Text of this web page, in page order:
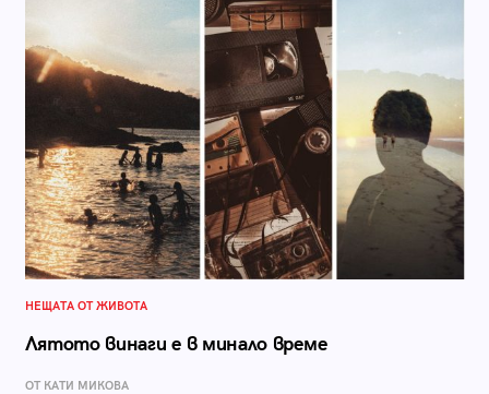
НЕЩАТА ОТ ЖИВОТА
Лятото винаги е в минало време
ОТ КАТИ МИКОВА